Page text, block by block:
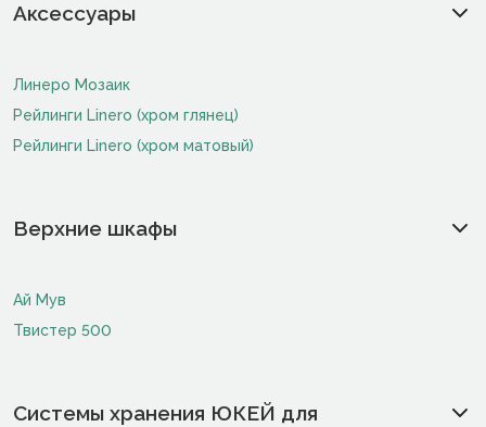
Аксессуары
Линеро Мозаик
Рейлинги Linero (хром глянец)
Рейлинги Linero (хром матовый)
Верхние шкафы
Ай Мув
Твистер 500
Системы хранения ЮКЕЙ для